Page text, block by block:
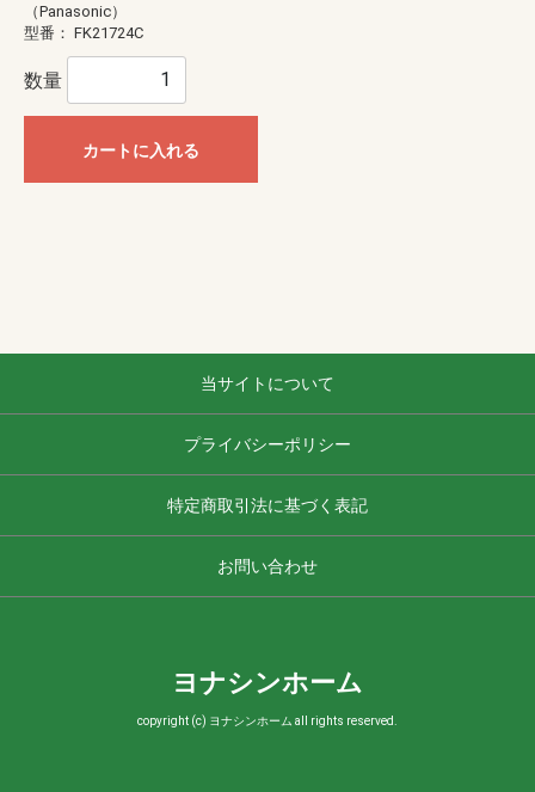
（Panasonic）
型番： FK21724C
数量
カートに入れる
当サイトについて
プライバシーポリシー
特定商取引法に基づく表記
お問い合わせ
ヨナシンホーム
copyright (c) ヨナシンホーム all rights reserved.